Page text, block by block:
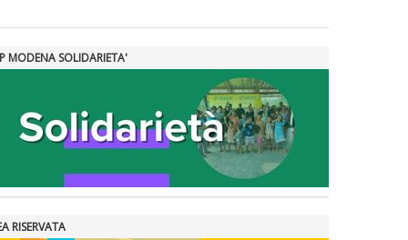
MODENA SOLIDARIETA'
RISERVATA